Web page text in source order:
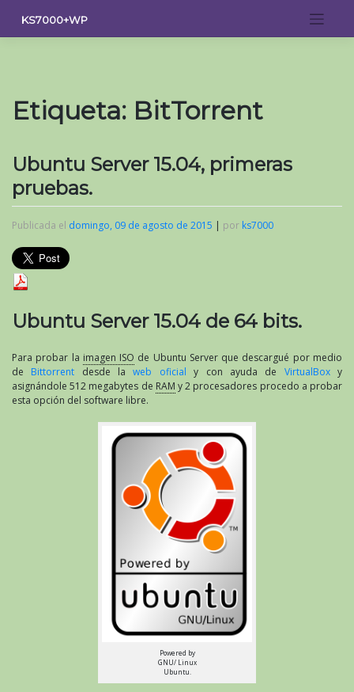
contenido
KS7000+WP
Etiqueta: BitTorrent
Ubuntu Server 15.04, primeras
pruebas.
Publicada el domingo, 09 de agosto de 2015 | por ks7000
Ubuntu Server 15.04 de 64 bits.
Para probar la imagen ISO de Ubuntu Server que descargué por medio
de Bittorrent desde laweb oficial y con ayuda de VirtualBoxy
asignándole 512 megabytes de RAM y 2 procesadores procedo a probar
esta opción del software libre.
Powered by
GNU/ Linux
Ubuntu.